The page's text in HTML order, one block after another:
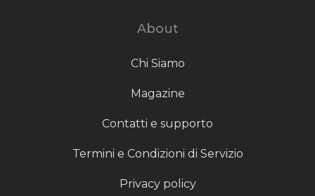
About
Chi Siamo
Magazine
Contatti e supporto
Termini e Condizioni di Servizio
Privacy policy